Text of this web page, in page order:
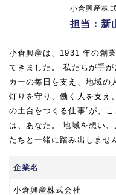
小倉興産株
担当：
小倉興産は、1931 年の創
てきました。 私たちが手
カーの毎日を支え、地域の
灯りを守り、働く人を支え
の土台をつくる仕事”が、
は、あなた。 地域を想い
たちと一緒に踏み出しませ
企業名
小倉興産株式会社